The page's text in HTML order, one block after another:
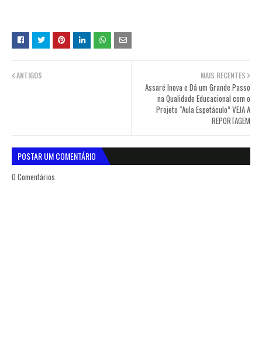
MAIS RECENTES
Assaré Inova e Dá um Grande Passo
na Qualidade Educacional com o
Projeto “Aula Espetáculo” VEJA A
REPORTAGEM
ANTIGOS
POSTAR UM COMENTÁRIO
0 Comentários